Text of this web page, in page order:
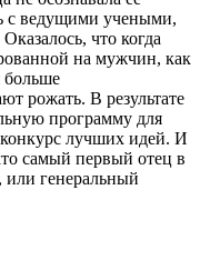
с ведущими учеными,
что когда
на мужчин, как
больше
рожать. В результате
программу для
лучших идей. И
самый первый отец в
или генеральный